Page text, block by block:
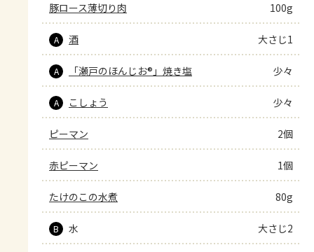
豚ロース薄切り肉 100g
A 酒 大さじ1
A 「瀬戸のほんじお®」焼き塩 少々
A こしょう 少々
ピーマン 2個
赤ピーマン 1個
たけのこの水煮 80g
B 水 大さじ2